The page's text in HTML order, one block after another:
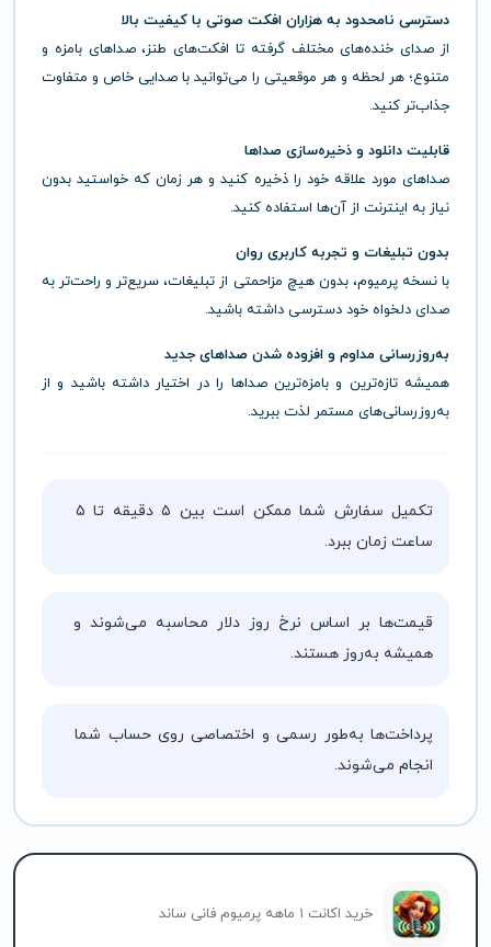
دسترسی نامحدود به هزاران افکت صوتی با کیفیت بالا
از صدای خنده‌های مختلف گرفته تا افکت‌های طنز، صداهای بامزه و
متنوع؛ هر لحظه و هر موقعیتی را می‌توانید با صدایی خاص و متفاوت
جذاب‌تر کنید.
قابلیت دانلود و ذخیره‌سازی صداها
صداهای مورد علاقه خود را ذخیره کنید و هر زمان که خواستید بدون
نیاز به اینترنت از آن‌ها استفاده کنید.
بدون تبلیغات و تجربه کاربری روان
با نسخه پرمیوم، بدون هیچ مزاحمتی از تبلیغات، سریع‌تر و راحت‌تر به
صدای دلخواه خود دسترسی داشته باشید.
به‌روزرسانی مداوم و افزوده شدن صداهای جدید
همیشه تازه‌ترین و بامزه‌ترین صداها را در اختیار داشته باشید و از
به‌روزرسانی‌های مستمر لذت ببرید.
تکمیل سفارش شما ممکن است بین ۵ دقیقه تا ۵
ساعت زمان ببرد.
قیمت‌ها بر اساس نرخ روز دلار محاسبه می‌شوند و
همیشه به‌روز هستند.
پرداخت‌ها به‌طور رسمی و اختصاصی روی حساب شما
انجام می‌شوند.
خرید اکانت 1 ماهه پرمیوم فانی ساند